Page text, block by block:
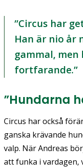
Circus har
Han är nio år
gammal, men
fortfarande.
”Hundarna
Circus har också
ganska krävande
valp. När Andreas
att funka i